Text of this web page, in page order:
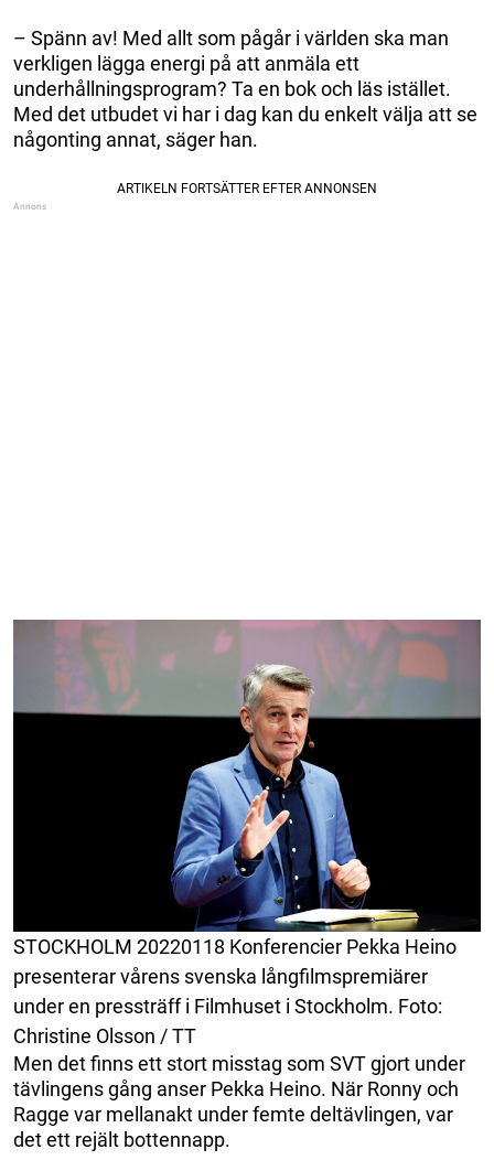
– Spänn av! Med allt som pågår i världen ska man
verkligen lägga energi på att anmäla ett
underhållningsprogram? Ta en bok och läs istället.
Med det utbudet vi har i dag kan du enkelt välja att se
någonting annat, säger han.
STOCKHOLM 20220118 Konferencier Pekka Heino
presenterar vårens svenska långfilmspremiärer
under en pressträff i Filmhuset i Stockholm. Foto:
Christine Olsson / TT
Men det finns ett stort misstag som SVT gjort under
tävlingens gång anser Pekka Heino. När Ronny och
Ragge var mellanakt under femte deltävlingen, var
det ett rejält bottennapp.